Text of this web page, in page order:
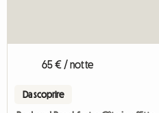
65 € / notte
Da scoprire